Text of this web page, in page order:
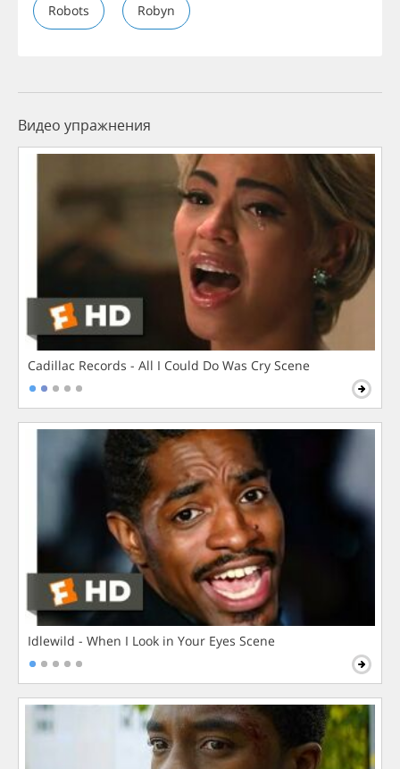
Robots Robyn
Видео упражнения
Cadillac Records - All I Could Do Was Cry Scene
Idlewild - When I Look in Your Eyes Scene